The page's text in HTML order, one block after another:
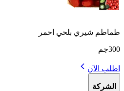
طماطم شيري بلحي احمر
300جم
اطلب الآن
الشركة